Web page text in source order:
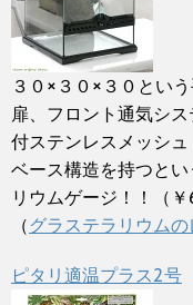
３０×３０×３０とい
扉、フロント通気シ
付ステンレスメッシ
ベース構造を持つと
リウムゲージ！！（￥
（ グラステラリウム
ピタリ適温プラス2号